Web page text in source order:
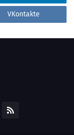
VKontakte